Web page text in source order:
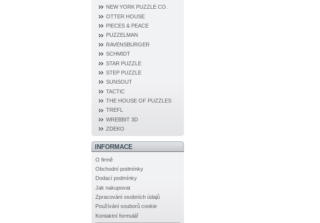
NEW YORK PUZZLE CO.
OTTER HOUSE
PIECES & PEACE
PUZZELMAN
RAVENSBURGER
SCHMIDT
STAR PUZZLE
STEP PUZZLE
SUNSOUT
TACTIC
THE HOUSE OF PUZZLES
TREFL
WREBBIT 3D
ZDEKO
INFORMACE
O firmě
Obchodní podmínky
Dodací podmínky
Jak nakupovat
Zpracování osobních údajů
Používání souborů cookie
Kontaktní formulář